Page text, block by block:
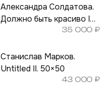
Александра Солдатова.
Должно быть красиво IV.
35 000₽
Станислав Марков.
Untitled II. 50×50
43 000₽